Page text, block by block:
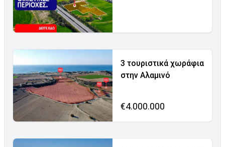
3 τουριστικά χωράφια
στην Αλαμινό
€4.000.000